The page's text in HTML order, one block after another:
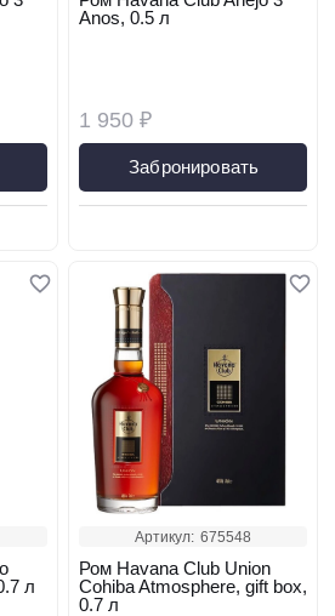
1 950 ₽
Anos, 0.5 л
Забронировать
л
Артикул: 675548
Ром Havana Club Union
Cohiba Atmosphere, gift box,
0.7 л